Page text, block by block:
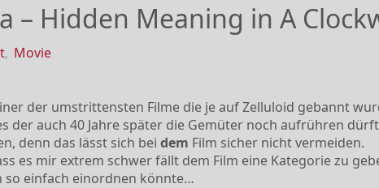
– Hidden Meaning in A
, Movie
der umstrittensten Filme die je auf Zelluloid gebannt
der auch 40 Jahre später die Gemüter noch aufrühren
denn das lässt sich beidem Film sicher nicht vermeiden.
es mir extrem schwer fällt dem Film eine Kategorie zu
so einfach einordnen könnte…